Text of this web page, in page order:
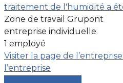
traitement de l'humidité a
Zone de travail Grupont
entreprise individuelle
1 employé
Visiter la page de l’entreprise
l’entreprise